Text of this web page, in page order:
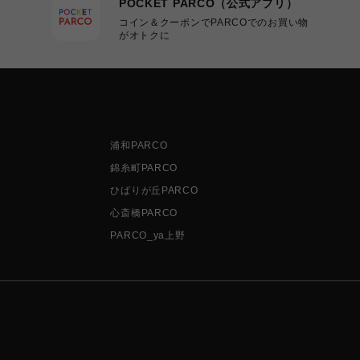
POCKET PARCO（公式アプリ）
コイン＆クーポンでPARCOでのお買い物
がオトクに
浦和PARCO
錦糸町PARCO
ひばりが丘PARCO
心斎橋PARCO
PARCO_ya上野